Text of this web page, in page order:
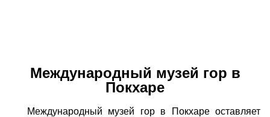
Международный музей гор в
Покхаре
Международный музей гор в Покхаре оставляет